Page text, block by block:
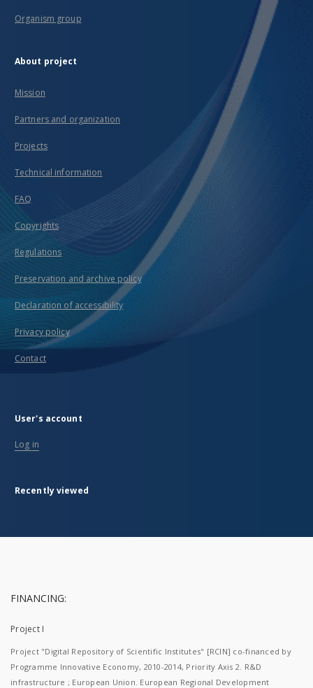
Organism group
About project
Mission
Partners and organization
Projects
Technical information
FAQ
Copyrights
Regulations
Preservation and archive policy
Declaration of accessibility
Privacy policy
Contact
User's account
Log in
Recently viewed
FINANCING:
Project I
Project "Digital Repository of Scientific Institutes" [RCIN] co-financed by
Programme Innovative Economy, 2010-2014, Priority Axis 2. R&D
infrastructure ; European Union. European Regional Development